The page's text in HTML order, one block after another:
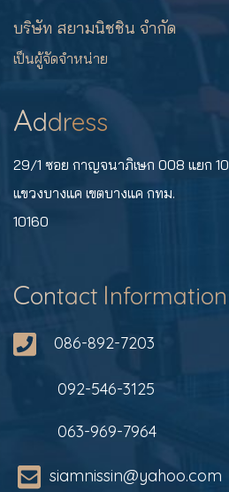
บริษัท สยามนิชชิน จำกัด
เป็นผู้จัดจำหน่าย
Address
29/1 ซอย กาญจนาภิเษก 008 แยก 10
แขวงบางแค เขตบางแค กทม.
10160
Contact Information
086-892-7203
092-546-3125
063-969-7964
siamnissin@yahoo.com